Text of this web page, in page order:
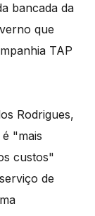
bancada da
que
TAP
Rodrigues,
"mais
custos"
de